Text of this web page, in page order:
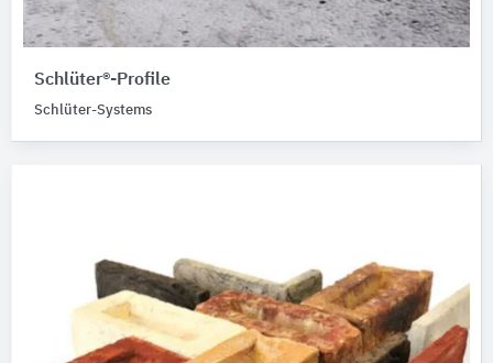
Schlüter®-Profile
Schlüter-Systems